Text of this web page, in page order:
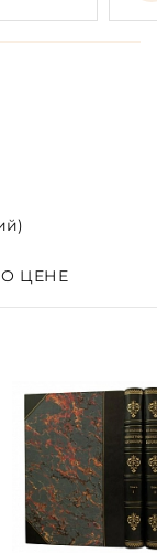
ЦЕНЕ